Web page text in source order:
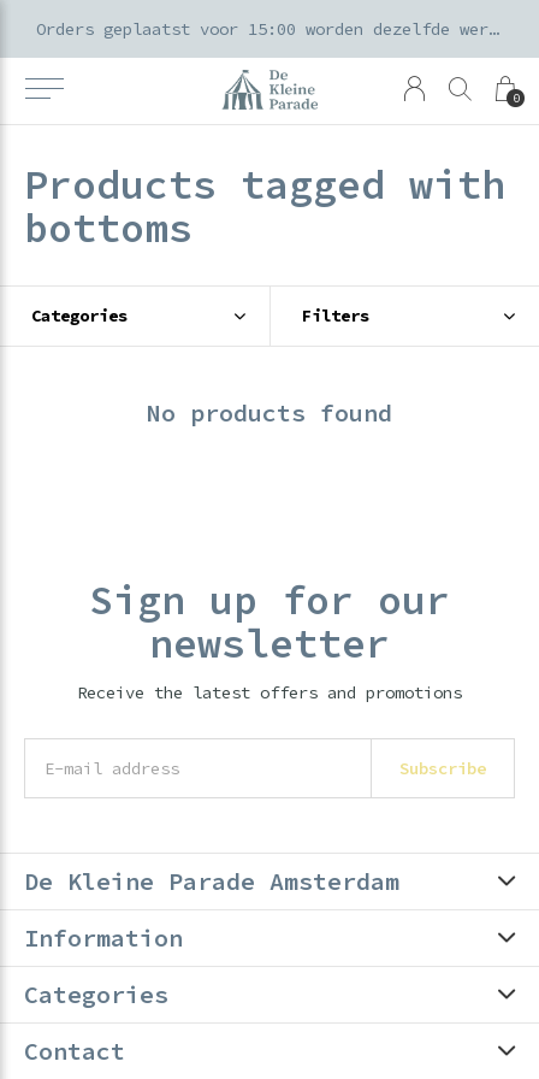
0
Orders geplaatst voor 15:00 worden dezelfde werkdag verzonden
Products tagged with
bottoms
Categories Filters
No products found
Sign up for our
newsletter
Receive the latest offers and promotions
Subscribe
De Kleine Parade Amsterdam
Information
Categories
Contact